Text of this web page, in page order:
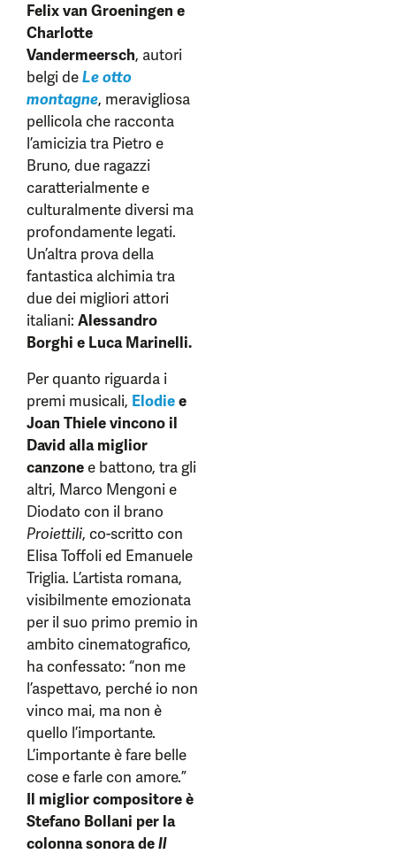
Felix van Groeningen e
Charlotte
Vandermeersch, autori
belgi deLe otto
montagne, meravigliosa
pellicola che racconta
l’amicizia tra Pietro e
Bruno, due ragazzi
caratterialmente e
culturalmente diversi ma
profondamente legati.
Un’altra prova della
fantastica alchimia tra
due dei migliori attori
italiani: Alessandro
Borghi e Luca Marinelli.
Per quanto riguarda i
premi musicali, Elodiee
Joan Thiele vincono il
David alla miglior
canzonee battono, tra gli
altri, Marco Mengoni e
Diodato con il brano
Proiettili, co-scritto con
Elisa Toffoli ed Emanuele
Triglia. L’artista romana,
visibilmente emozionata
per il suo primo premio in
ambito cinematografico,
ha confessato: “non me
l’aspettavo, perché io non
vinco mai, ma non è
quello l’importante.
L’importante è fare belle
cose e farle con amore.”
Il miglior compositore è
Stefano Bollani per la
colonna sonora deIl